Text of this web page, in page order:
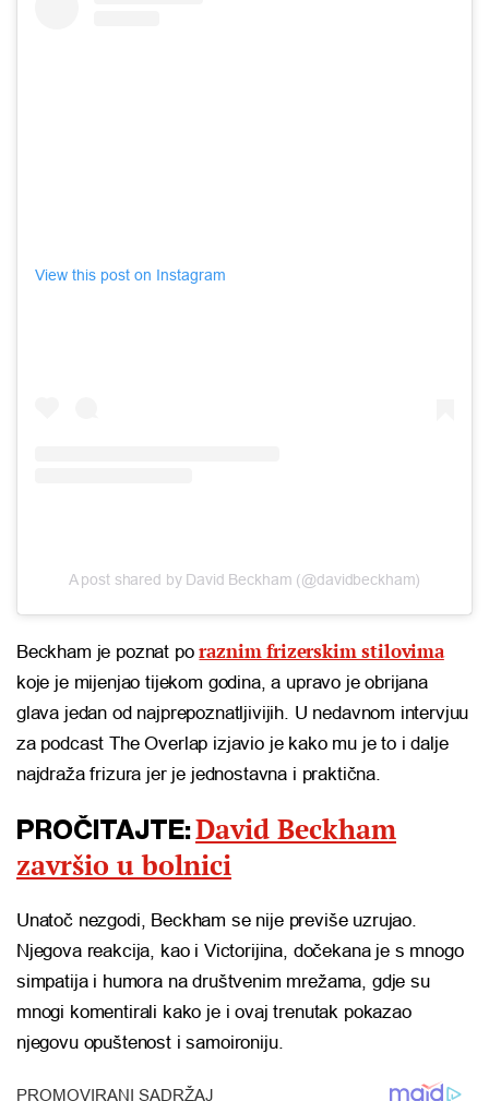
View this post on Instagram
A post shared by David Beckham (@davidbeckham)
Beckham je poznat poraznim frizerskim stilovima
koje je mijenjao tijekom godina, a upravo je obrijana
glava jedan od najprepoznatljivijih. U nedavnom intervjuu
za podcast The Overlap izjavio je kako mu je to i dalje
najdraža frizura jer je jednostavna i praktična.
PROČITAJTE:David Beckham
završio u bolnici
Unatoč nezgodi, Beckham se nije previše uzrujao.
Njegova reakcija, kao i Victorijina, dočekana je s mnogo
simpatija i humora na društvenim mrežama, gdje su
mnogi komentirali kako je i ovaj trenutak pokazao
njegovu opuštenost i samoironiju.